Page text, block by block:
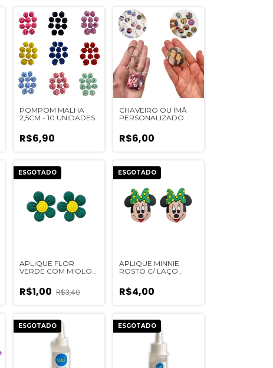
POMPOM MALHA
2,5CM - 10 UNIDADES
R$6,90
CHAVEIRO OU ÍMÃ
PERSONALIZADO
UN
R$6,00
ESGOTADO
APLIQUE FLOR
VERDE COM MIOLO
UNIDADES
R$1,00 R$3,40
ESGOTADO
APLIQUE MINNIE
ROSTO C/ LAÇO
R$4,00
ESGOTADO ESGOTADO